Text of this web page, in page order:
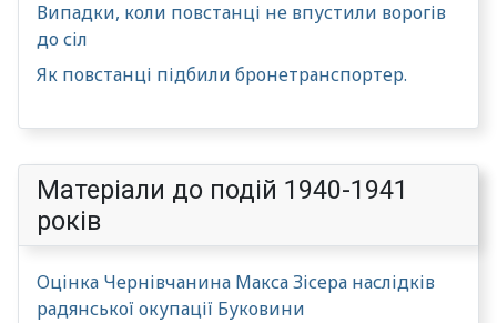
Матеріали до подій 1940-1941
років
Оцінка Чернівчанина Макса Зісера наслідків
радянської окупації Буковини
Випадки, коли повстанці не впустили ворогів
до сіл
Як повстанці підбили бронетранспортер.